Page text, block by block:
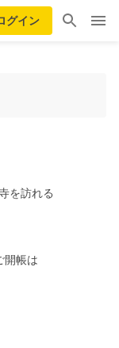
グイン
を訪れる
開帳は